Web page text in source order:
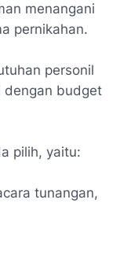
menangani
pernikahan.
personil
dengan budget
pilih, yaitu:
tunangan,